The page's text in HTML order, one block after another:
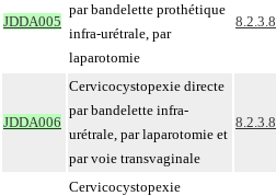
JDDA005
par bandelette prothétique
infra-urétrale, par
laparotomie
8.2.3.8
JDDA006
Cervicocystopexie directe
par bandelette infra-
urétrale, par laparotomie et
par voie transvaginale
8.2.3.8
Cervicocystopexie